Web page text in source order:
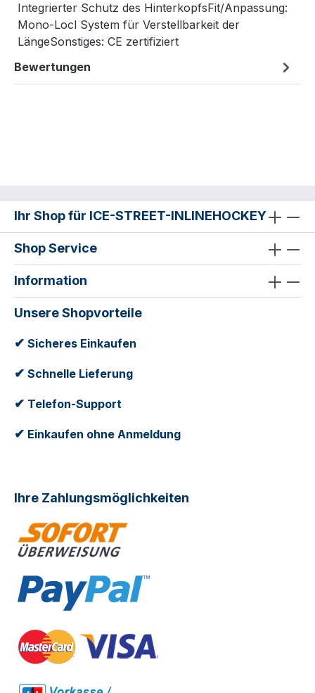
Integrierter Schutz des HinterkopfsFit/Anpassung:
Mono-Locl System für Verstellbarkeit der
LängeSonstiges: CE zertifiziert
Bewertungen
Ihr Shop für ICE-STREET-INLINEHOCKEY
Shop Service
Information
Unsere Shopvorteile
✔ Sicheres Einkaufen
✔ Schnelle Lieferung
✔ Telefon-Support
✔ Einkaufen ohne Anmeldung
Ihre Zahlungsmöglichkeiten